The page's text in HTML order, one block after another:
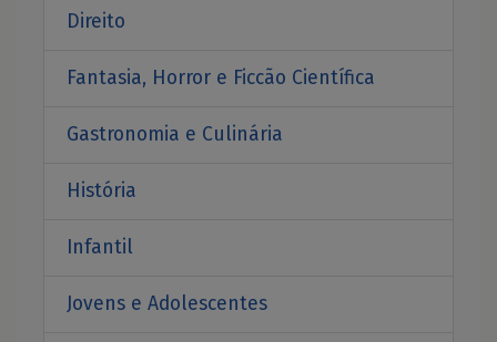
Direito
Fantasia, Horror e Ficcão Científica
Gastronomia e Culinária
História
Infantil
Jovens e Adolescentes